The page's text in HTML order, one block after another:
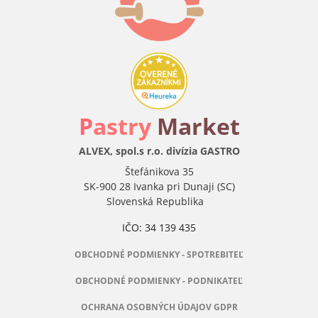
Pastry Market
ALVEX, spol.s r.o. divízia GASTRO
Štefánikova 35
SK-900 28 Ivanka pri Dunaji (SC)
Slovenská Republika
IČO: 34 139 435
OBCHODNÉ PODMIENKY - SPOTREBITEĽ
OBCHODNÉ PODMIENKY - PODNIKATEĽ
OCHRANA OSOBNÝCH ÚDAJOV GDPR